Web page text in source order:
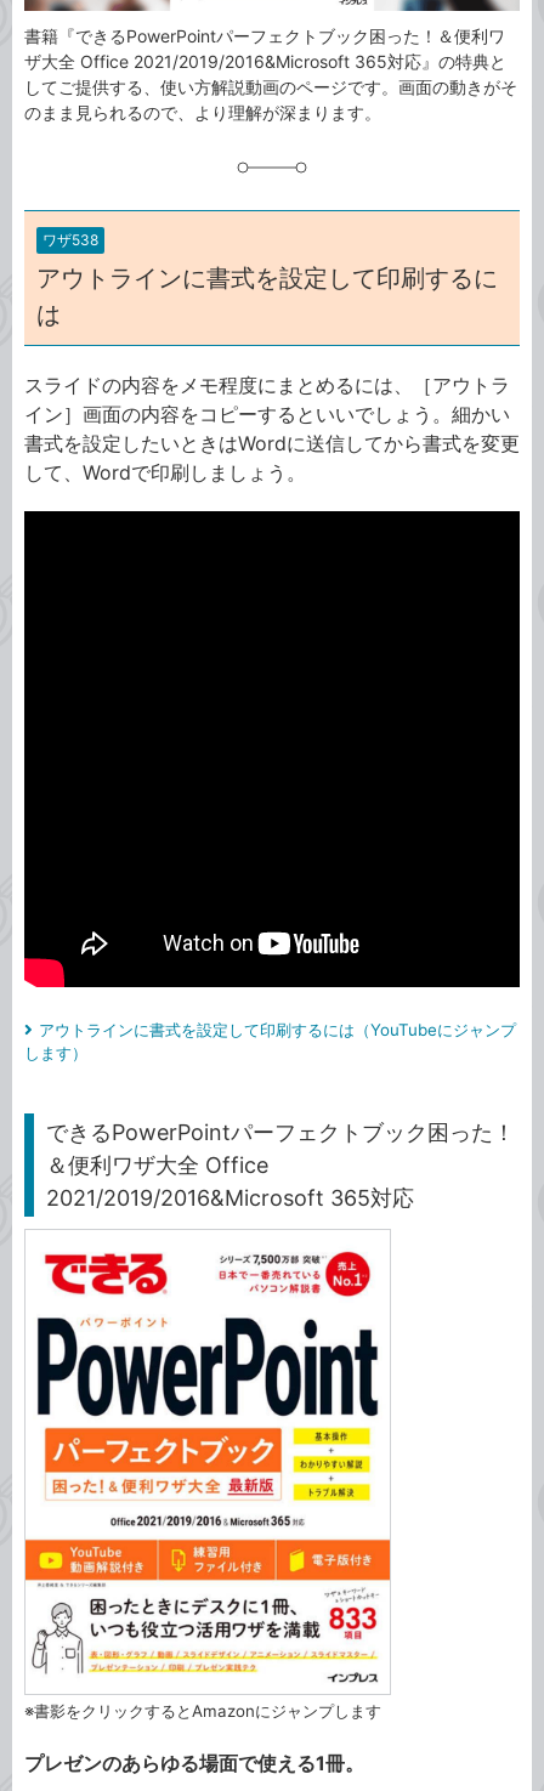
書籍『できるPowerPointパーフェクトブック困った！＆便利ワ
ザ大全 Office 2021/2019/2016&Microsoft 365対応』の特典と
してご提供する、使い方解説動画のページです。画面の動きがそ
のまま見られるので、より理解が深まります。
ワザ538
アウトラインに書式を設定して印刷するに
は
スライドの内容をメモ程度にまとめるには、［アウトラ
イン］画面の内容をコピーするといいでしょう。細かい
書式を設定したいときはWordに送信してから書式を変更
して、Wordで印刷しましょう。
アウトラインに書式を設定して印刷するには（YouTubeにジャンプ
します）
できるPowerPointパーフェクトブック困った！
＆便利ワザ大全 Office
2021/2019/2016&Microsoft 365対応
※書影をクリックするとAmazonにジャンプします
プレゼンのあらゆる場面で使える1冊。